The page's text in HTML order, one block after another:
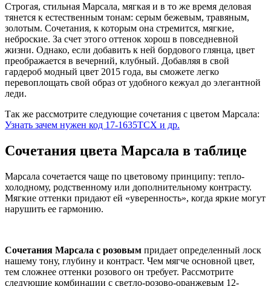
Строгая, стильная Марсала, мягкая и в то же время деловая
тянется к естественным тонам: серым бежевым, травяным,
золотым. Сочетания, к которым она стремится, мягкие,
неброские. За счет этого оттенок хорош в повседневной
жизни. Однако, если добавить к ней бордового глянца, цвет
преображается в вечерний, клубный. Добавляя в свой
гардероб модный цвет 2015 года, вы сможете легко
перевоплощать свой образ от удобного кежуал до элегантной
леди.
Так же рассмотрите следующие сочетания с цветом Марсала:
Узнать зачем нужен код 17-1635TCX и др.
Сочетания цвета Марсала в таблице
Марсала сочетается чаще по цветовому принципу: тепло-
холодному, родственному или дополнительному контрасту.
Мягкие оттенки придают ей «уверенность», когда яркие могут
нарушить ее гармонию.
Сочетания Марсала с розовым придает определенный лоск
нашему тону, глубину и контраст. Чем мягче основной цвет,
тем сложнее оттенки розового он требует. Рассмотрите
следующие комбинации с светло-розово-оранжевым 12-